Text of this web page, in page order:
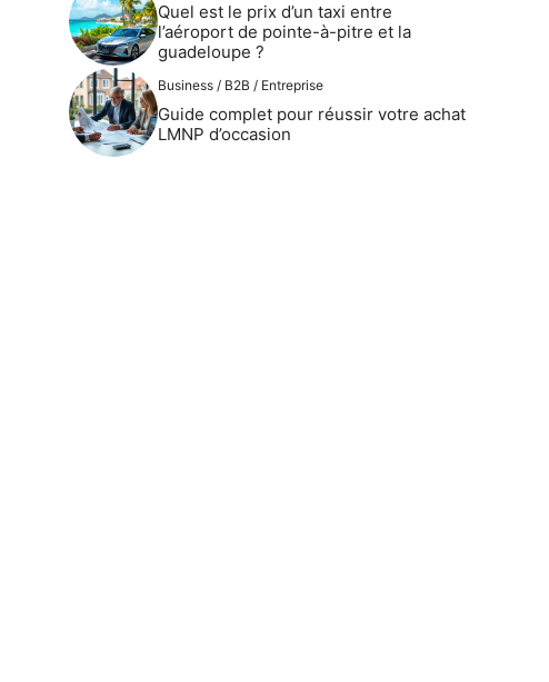
Quel est le prix d’un taxi entre
l’aéroport de pointe-à-pitre et la
guadeloupe ?
Business / B2B / Entreprise
Guide complet pour réussir votre achat
LMNP d’occasion